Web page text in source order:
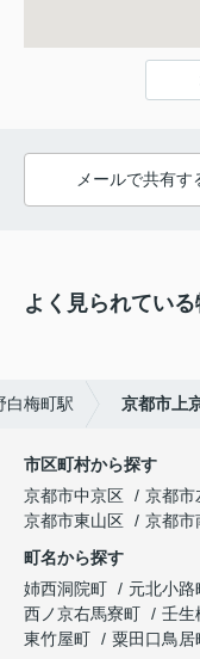
メールで共有す
よく見られてい
白梅町駅 京都市上
市区町村から探す
京都市中京区
京都市
京都市東山区
京都市
町名から探す
姉西洞院町
元北小路
西ノ京右馬寮町
壬生
東竹屋町
粟田口鳥居